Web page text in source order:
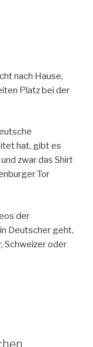
nach Hause,
Platz bei der
hat, gibt es
zwar das Shirt
Tor
der
Deutscher geht,
Schweizer oder